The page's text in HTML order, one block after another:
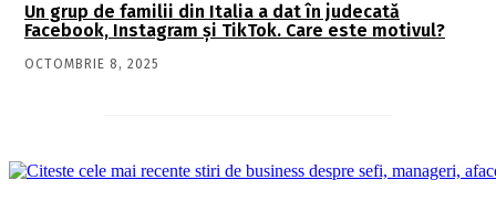
Un grup de familii din Italia a dat în judecată
Facebook, Instagram și TikTok. Care este motivul?
OCTOMBRIE 8, 2025